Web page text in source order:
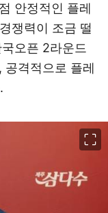
안정적인 플레
쟁력이 조금 떨
오픈 2라운드
공격적으로 플레